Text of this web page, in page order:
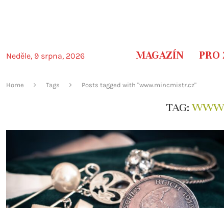
Neděle, 9 srpna, 2026 MAGAZÍN PRO
Home Tags Posts tagged with "www.mincmistr.cz"
TAG: